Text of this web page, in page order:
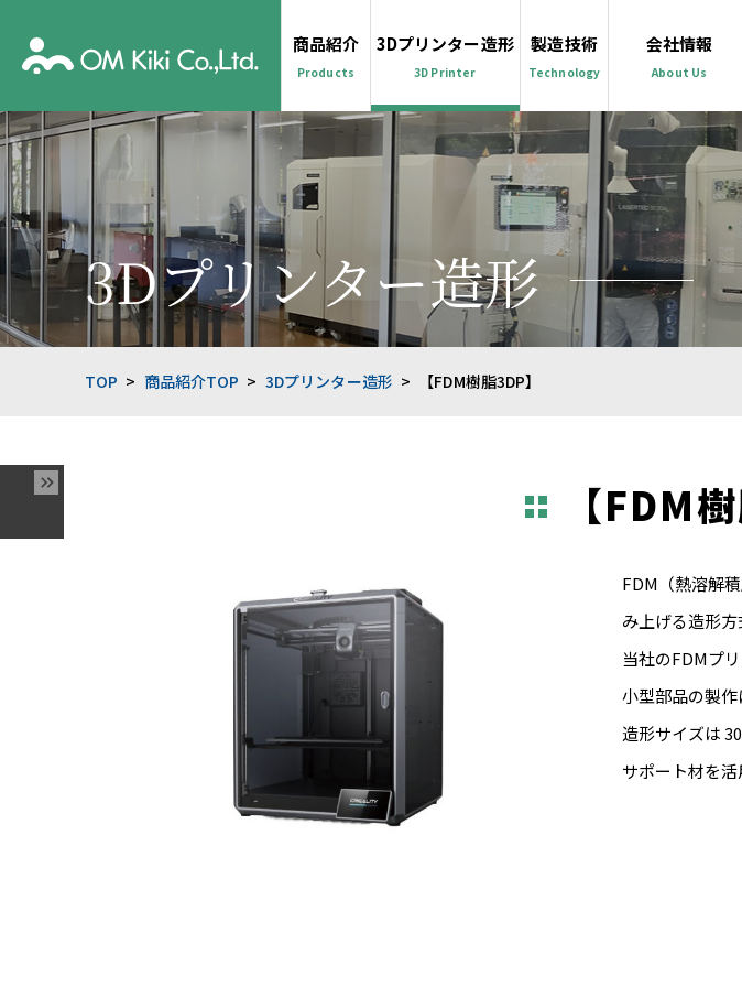
商品紹介
Products
3Dプリンター造形
3D Printer
製造技術
Technology
会社情報
About Us
3Dプリンター造形
TOP 商品紹介TOP 3Dプリンター造形 【FDM樹脂3DP】
【FDM
FDM（熱溶解
み上げる造形方
当社のFDMプ
小型部品の製作
造形サイズは
サポート材を活